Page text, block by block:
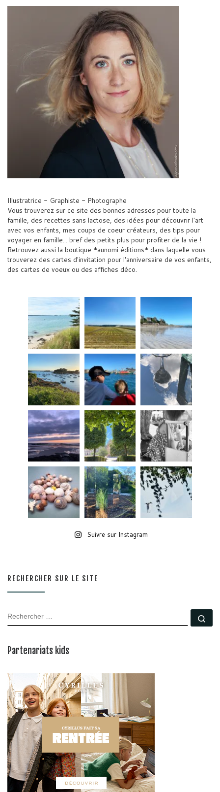
Illustratrice - Graphiste - Photographe
Vous trouverez sur ce site des bonnes adresses pour toute la
famille, des recettes sans lactose, des idées pour découvrir l'art
avec vos enfants, mes coups de coeur créateurs, des tips pour
voyager en famille... bref des petits plus pour profiter de la vie !
Retrouvez aussi la boutique *aunomi éditions* dans laquelle vous
trouverez des cartes d'invitation pour l'anniversaire de vos enfants,
des cartes de voeux ou des affiches déco.
Suivre sur Instagram
RECHERCHER SUR LE SITE
RECHERCHER
Partenariats kids